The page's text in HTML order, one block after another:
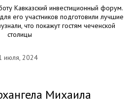
Кавказский инвестиционный форум.
его участников подготовили лучшие
что покажут гостям чеченской
столицы
июля, 2024
Михаила